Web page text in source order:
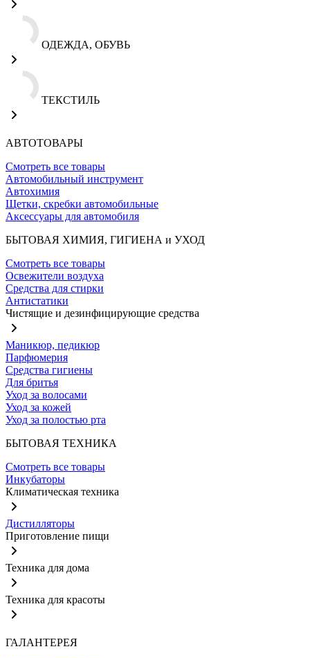
ОДЕЖДА, ОБУВЬ
ТЕКСТИЛЬ
АВТОТОВАРЫ
Смотреть все товары
Автомобильный инструмент
Автохимия
Щетки, скребки автомобильные
Аксессуары для автомобиля
БЫТОВАЯ ХИМИЯ, ГИГИЕНА и УХОД
Смотреть все товары
Освежители воздуха
Средства для стирки
Антистатики
Чистящие и дезинфицирующие средства
Маникюр, педикюр
Парфюмерия
Средства гигиены
Для бритья
Уход за волосами
Уход за кожей
Уход за полостью рта
БЫТОВАЯ ТЕХНИКА
Смотреть все товары
Инкубаторы
Климатическая техника
Дистилляторы
Приготовление пищи
Техника для дома
Техника для красоты
ГАЛАНТЕРЕЯ